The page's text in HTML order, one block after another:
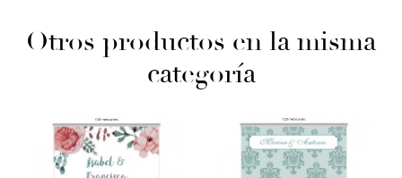
Otros productos en la misma
categoría